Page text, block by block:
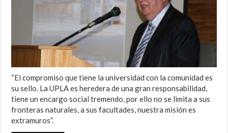
“El compromiso que tiene la universidad con la comunidad es
su sello. La UPLA es heredera de una gran responsabilidad,
tiene un encargo social tremendo, por ello no se limita a sus
fronteras naturales, a sus facultades, nuestra misión es
extramuros”.